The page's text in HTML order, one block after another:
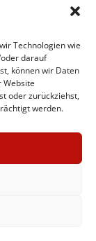
Technologien wie
darauf
können wir Daten
Website
oder zurückziehst,
werden.
- 2026